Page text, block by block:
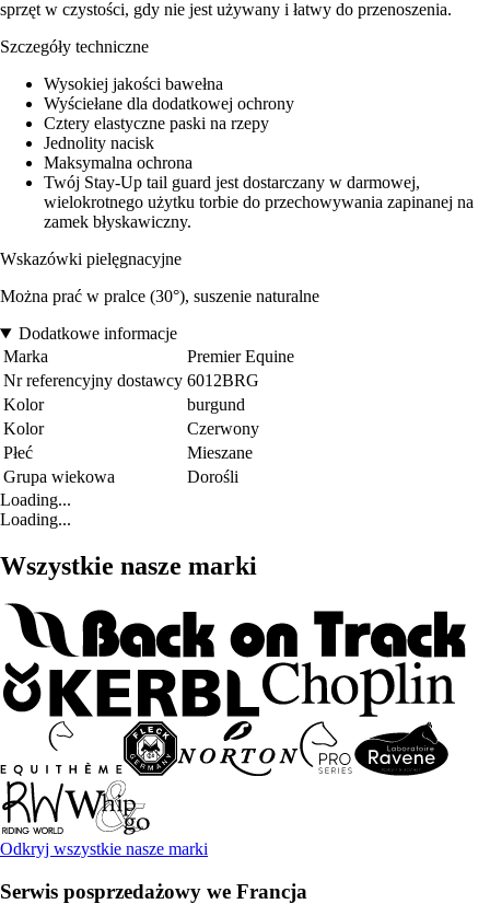
sprzęt w czystości, gdy nie jest używany i łatwy do przenoszenia.
Szczegóły techniczne
Wysokiej jakości bawełna
Wyściełane dla dodatkowej ochrony
Cztery elastyczne paski na rzepy
Jednolity nacisk
Maksymalna ochrona
Twój Stay-Up tail guard jest dostarczany w darmowej,
wielokrotnego użytku torbie do przechowywania zapinanej na
zamek błyskawiczny.
Wskazówki pielęgnacyjne
Można prać w pralce (30°), suszenie naturalne
Dodatkowe informacje
Marka
Premier Equine
Nr referencyjny dostawcy 6012BRG
Kolor
burgund
Kolor
Czerwony
Płeć
Mieszane
Grupa wiekowa
Dorośli
Loading...
Loading...
Wszystkie nasze marki
Odkryj wszystkie nasze marki
Serwis posprzedażowy we Francja